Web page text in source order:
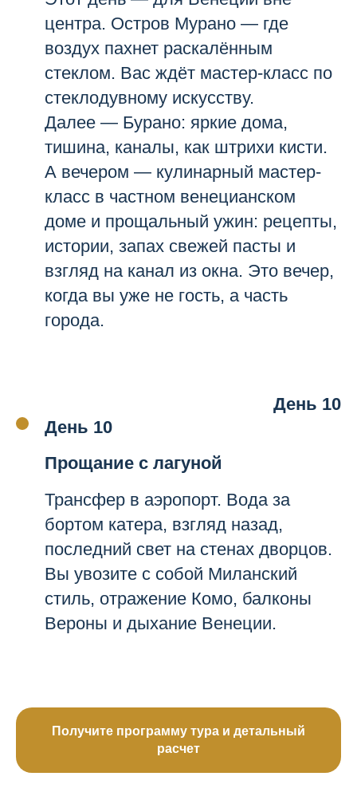
центра. Остров Мурано — где
воздух пахнет раскалённым
стеклом. Вас ждёт мастер-класс по
стеклодувному искусству.
Далее — Бурано: яркие дома,
тишина, каналы, как штрихи кисти.
А вечером — кулинарный мастер-
класс в частном венецианском
доме и прощальный ужин: рецепты,
истории, запах свежей пасты и
взгляд на канал из окна. Это вечер,
когда вы уже не гость, а часть
города.
День 10
День 10
Прощание с лагуной
Трансфер в аэропорт. Вода за
бортом катера, взгляд назад,
последний свет на стенах дворцов.
Вы увозите с собой Миланский
стиль, отражение Комо, балконы
Вероны и дыхание Венеции.
Получите программу тура и детальный
расчет